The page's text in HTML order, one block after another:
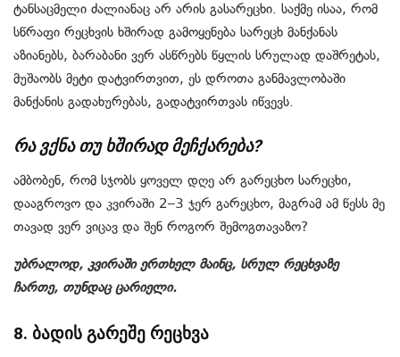
ტანსაცმელი ძალიანაც არ არის გასარეცხი. საქმე ისაა, რომ
სწრაფი რეცხვის ხშირად გამოყენება სარეცხ მანქანას
აზიანებს, ბარაბანი ვერ ასწრებს წყლის სრულად დაშრეტას,
მუშაობს მეტი დატვირთვით, ეს დროთა განმავლობაში
მანქანის გადახურებას, გადატვირთვას იწვევს.
რა ვქნა თუ ხშირად მეჩქარება?
ამბობენ, რომ სჯობს ყოველ დღე არ გარეცხო სარეცხი,
დააგროვო და კვირაში 2–3 ჯერ გარეცხო, მაგრამ ამ წესს მე
თავად ვერ ვიცავ და შენ როგორ შემოგთავაზო?
უბრალოდ, კვირაში ერთხელ მაინც, სრულ რეცხვაზე
ჩართე, თუნდაც ცარიელი.
8. ბადის გარეშე რეცხვა